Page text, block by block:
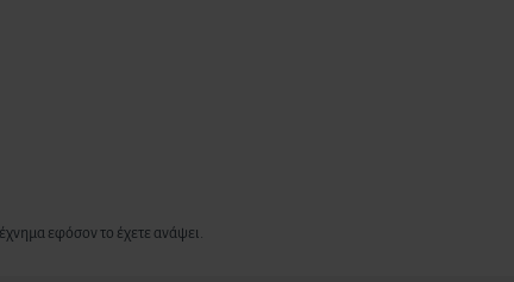
εφόσον το έχετε ανάψει.